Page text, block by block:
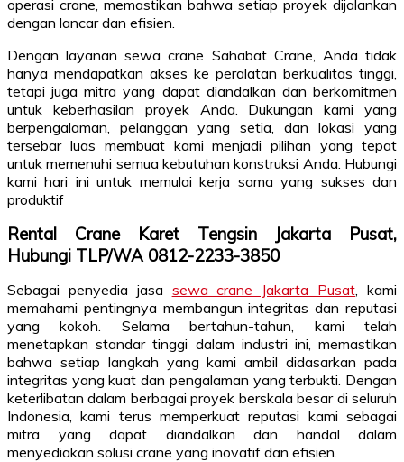
operasi crane, memastikan bahwa setiap proyek dijalankan
dengan lancar dan efisien.
Dengan layanan sewa crane Sahabat Crane, Anda tidak
hanya mendapatkan akses ke peralatan berkualitas tinggi,
tetapi juga mitra yang dapat diandalkan dan berkomitmen
untuk keberhasilan proyek Anda. Dukungan kami yang
berpengalaman, pelanggan yang setia, dan lokasi yang
tersebar luas membuat kami menjadi pilihan yang tepat
untuk memenuhi semua kebutuhan konstruksi Anda. Hubungi
kami hari ini untuk memulai kerja sama yang sukses dan
produktif
Rental Crane Karet Tengsin Jakarta Pusat,
Hubungi TLP/WA 0812-2233-3850
Sebagai penyedia jasa sewa crane Jakarta Pusat , kami
memahami pentingnya membangun integritas dan reputasi
yang kokoh. Selama bertahun-tahun, kami telah
menetapkan standar tinggi dalam industri ini, memastikan
bahwa setiap langkah yang kami ambil didasarkan pada
integritas yang kuat dan pengalaman yang terbukti. Dengan
keterlibatan dalam berbagai proyek berskala besar di seluruh
Indonesia, kami terus memperkuat reputasi kami sebagai
mitra yang dapat diandalkan dan handal dalam
menyediakan solusi crane yang inovatif dan efisien.